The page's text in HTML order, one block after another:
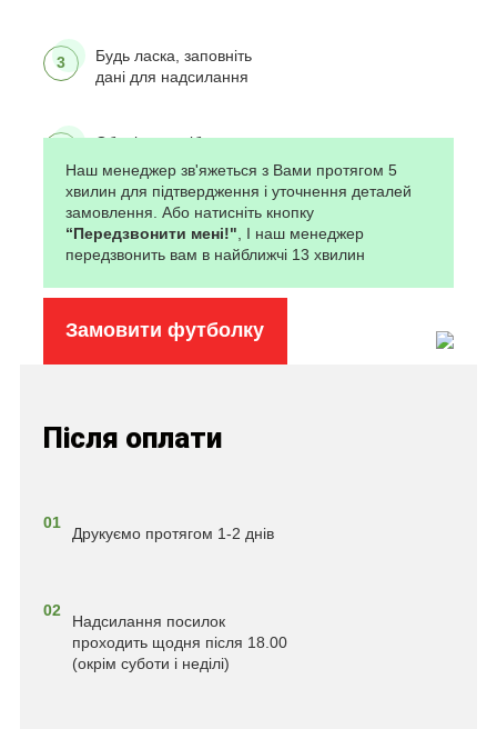
3
Будь ласка, заповніть
дані для надсилання
Оберіть спосіб сплати
Натисніть кнопку
“Підтвердити
замовлення..."
Замовити футболку
Наш менеджер зв'яжеться з Вами протягом 5
хвилин для підтвердження і уточнення деталей
замовлення. Або натисніть кнопку
“Передзвонити мені!" , І наш менеджер
передзвонить вам в найближчі 13 хвилин
Після оплати
01
Друкуємо протягом 1-2 днів
02
Надсилання посилок
проходить щодня після 18.00
(окрім суботи і неділі)